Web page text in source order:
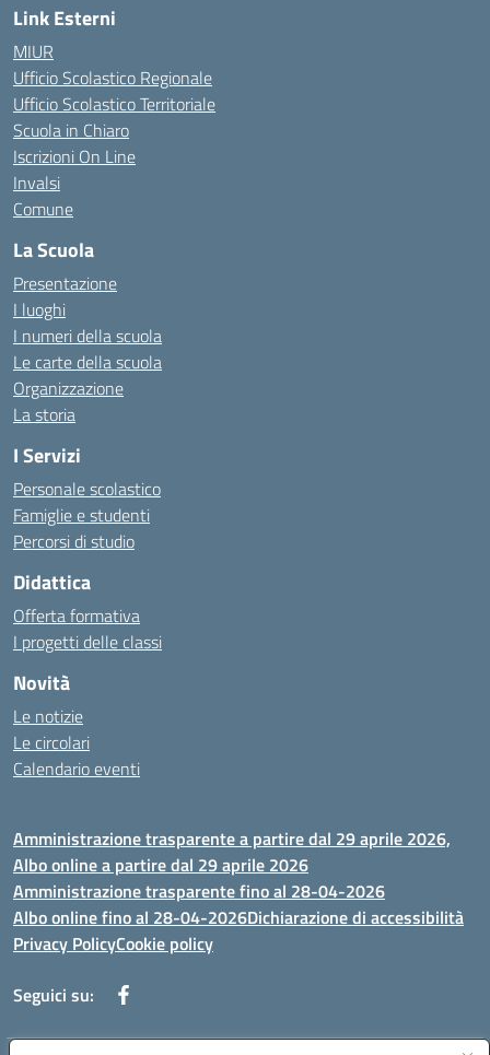
Link Esterni
MIUR
Ufficio Scolastico Regionale
Ufficio Scolastico Territoriale
Scuola in Chiaro
Iscrizioni On Line
Invalsi
Comune
La Scuola
Presentazione
I luoghi
I numeri della scuola
Le carte della scuola
Organizzazione
La storia
I Servizi
Personale scolastico
Famiglie e studenti
Percorsi di studio
Didattica
Offerta formativa
I progetti delle classi
Novità
Le notizie
Le circolari
Calendario eventi
Amministrazione trasparente a partire dal 29 aprile 2026,
Albo online a partire dal 29 aprile 2026
Amministrazione trasparente fino al 28-04-2026
Albo online fino al 28-04-2026Dichiarazione di accessibilità
Privacy PolicyCookie policy
Seguici su: